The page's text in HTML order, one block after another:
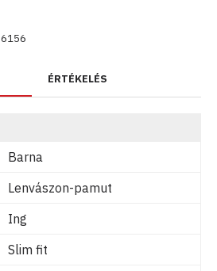
ÉRTÉKELÉS
Barna
Lenvászon-pamut
Ing
Slim fit